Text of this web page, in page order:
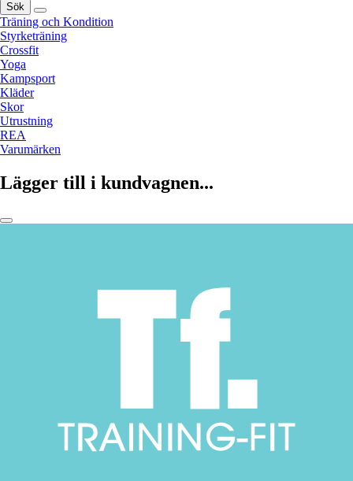
Sök
Träning och Kondition
Styrketräning
Crossfit
Yoga
Kampsport
Kläder
Skor
Utrustning
REA
Varumärken
Lägger till i kundvagnen...